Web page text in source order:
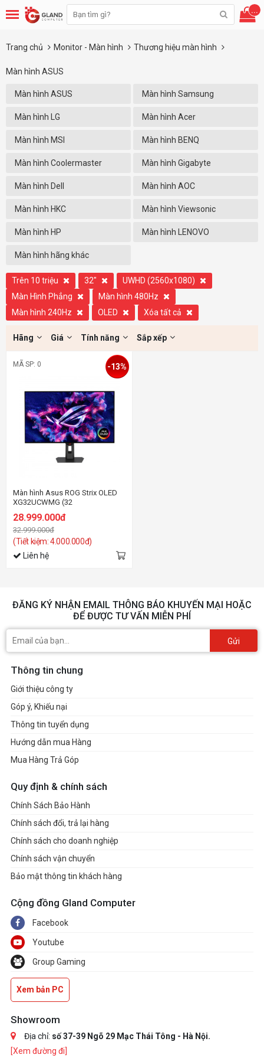
...
Trang chủ Monitor - Màn hình Thương hiệu màn hình
Màn hình ASUS
Màn hình ASUS Màn hình Samsung
Màn hình LG Màn hình Acer
Màn hình MSI Màn hình BENQ
Màn hình Coolermaster Màn hình Gigabyte
Màn hình Dell Màn hình AOC
Màn hình HKC Màn hình Viewsonic
Màn hình HP Màn hình LENOVO
Màn hình hãng khác
Trên 10 triệu 32"
UWHD (2560x1080)
Màn Hình Phẳng
Màn hình 480Hz
Màn hình 240Hz
OLED Xóa tất cả
Hãng Giá Tính năng Sắp xếp
MÃ SP: 0
Màn hình Asus ROG Strix OLED
XG32UCWMG (32
FHD@480Hz/0.03ms)
28.999.000đ
32.999.000đ
(Tiết kiệm: 4.000.000đ)
-13%
Liên hệ
ĐĂNG KÝ NHẬN EMAIL THÔNG BÁO KHUYẾN MẠI HOẶC
ĐỂ ĐƯỢC TƯ VẤN MIỄN PHÍ
Gửi
Thông tin chung
Giới thiệu công ty
Góp ý, Khiếu nại
Thông tin tuyển dụng
Hướng dẫn mua Hàng
Mua Hàng Trả Góp
Quy định & chính sách
Chính Sách Bảo Hành
Chính sách đổi, trả lại hàng
Chính sách cho doanh nghiệp
Chính sách vận chuyển
Bảo mật thông tin khách hàng
Cộng đồng Gland Computer
Facebook
Youtube
Group Gaming
Xem bản PC
Showroom
Địa chỉ: số 37-39 Ngõ 29 Mạc Thái Tông - Hà Nội.
[Xem đường đi]